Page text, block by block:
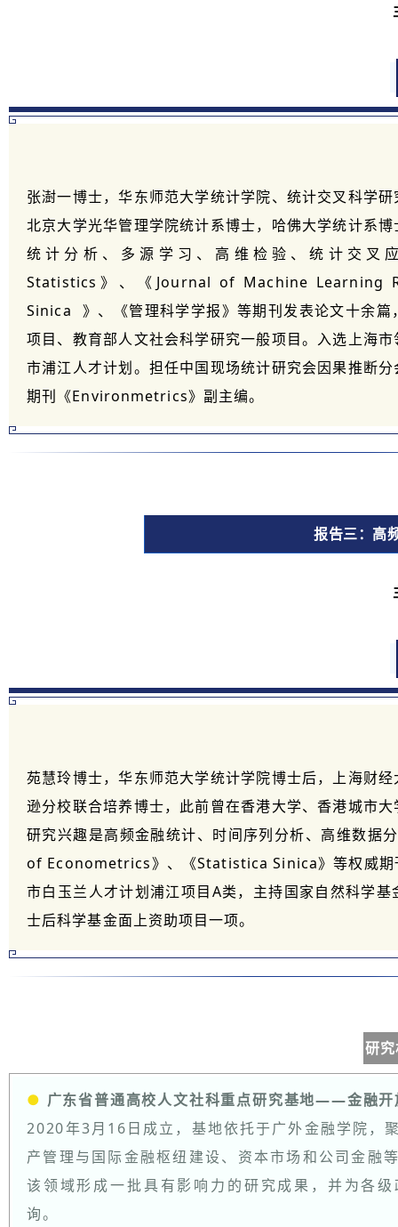
张澍一博士，华东师范大学统计学院、统计交叉科学
北京大学光华管理学院统计系博士，哈佛大学统计系
统计分析、多源学习、高维检验、统计交叉
Statistics》、《Journal of Machine Learning
Sinica
》、《管理科学学报》等期刊发表论文十余
项目、教育部人文社会科学研究一般项目。入选上海
市浦江人才计划。担任中国现场统计研究会因果推断
期刊《Environmetrics》副主编。
报告三：高
苑慧玲博士，华东师范大学统计学院博士后，上海财
逊分校联合培养博士，此前曾在香港大学、香港城市
研究兴趣是高频金融统计、时间序列分析、高维数据
of Econometrics》、《Statistica Sinica》等权威期
市白玉兰人才计划浦江项目A类，主持国家自然科学
士后科学基金面上资助项目一项。
研
● 广东省普通高校人文社科重点研究基地——金融开
2020年3月16日成立，基地依托于广外金融学院，
产管理与国际金融枢纽建设、资本市场和公司金融
该领域形成一批具有影响力的研究成果，并为各
询。